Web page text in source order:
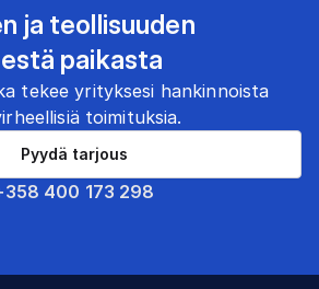
ja teollisuuden
paikasta
tekee yrityksesi hankinnoista
toimituksia.
400 173 298
Pyydä tarjous